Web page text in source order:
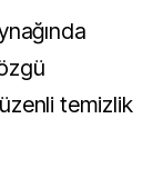
temizlik